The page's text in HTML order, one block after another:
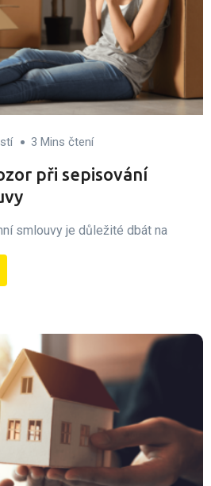
3 Mins čtení
při sepisování
smlouvy je důležité dbát na